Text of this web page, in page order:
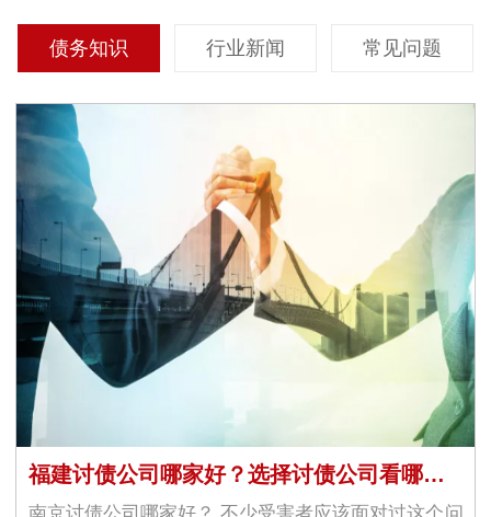
债务知识 行业新闻 常见问题
福建讨债公司哪家好？选择讨债公司看哪几个方面？